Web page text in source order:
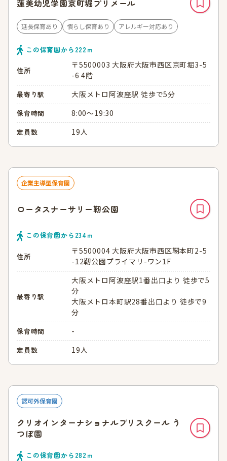
蓮美幼児学園京町堀プリメール
延長保育あり 慣らし保育あり アレルギー対応あり
この保育園から 222ｍ
住所
〒5500003 大阪府大阪市西区京町堀3-5
-6 4階
最寄り駅 大阪メトロ阿波座駅 徒歩で5分
保育時間 8:00～19:30
定員数 19人
企業主導型保育園
ロータスナーサリー靭公園
この保育園から 234 ｍ
住所
〒5500004 大阪府大阪市西区靭本町2-5
-12靭公園プライマリ-ワン1F
最寄り駅
大阪メトロ阿波座駅1番出口より 徒歩で5
分
大阪メトロ本町駅28番出口より 徒歩で9
分
保育時間 -
定員数 19人
認可外保育園
クリオインターナショナルプリスクール う
つぼ園
この保育園から 282ｍ